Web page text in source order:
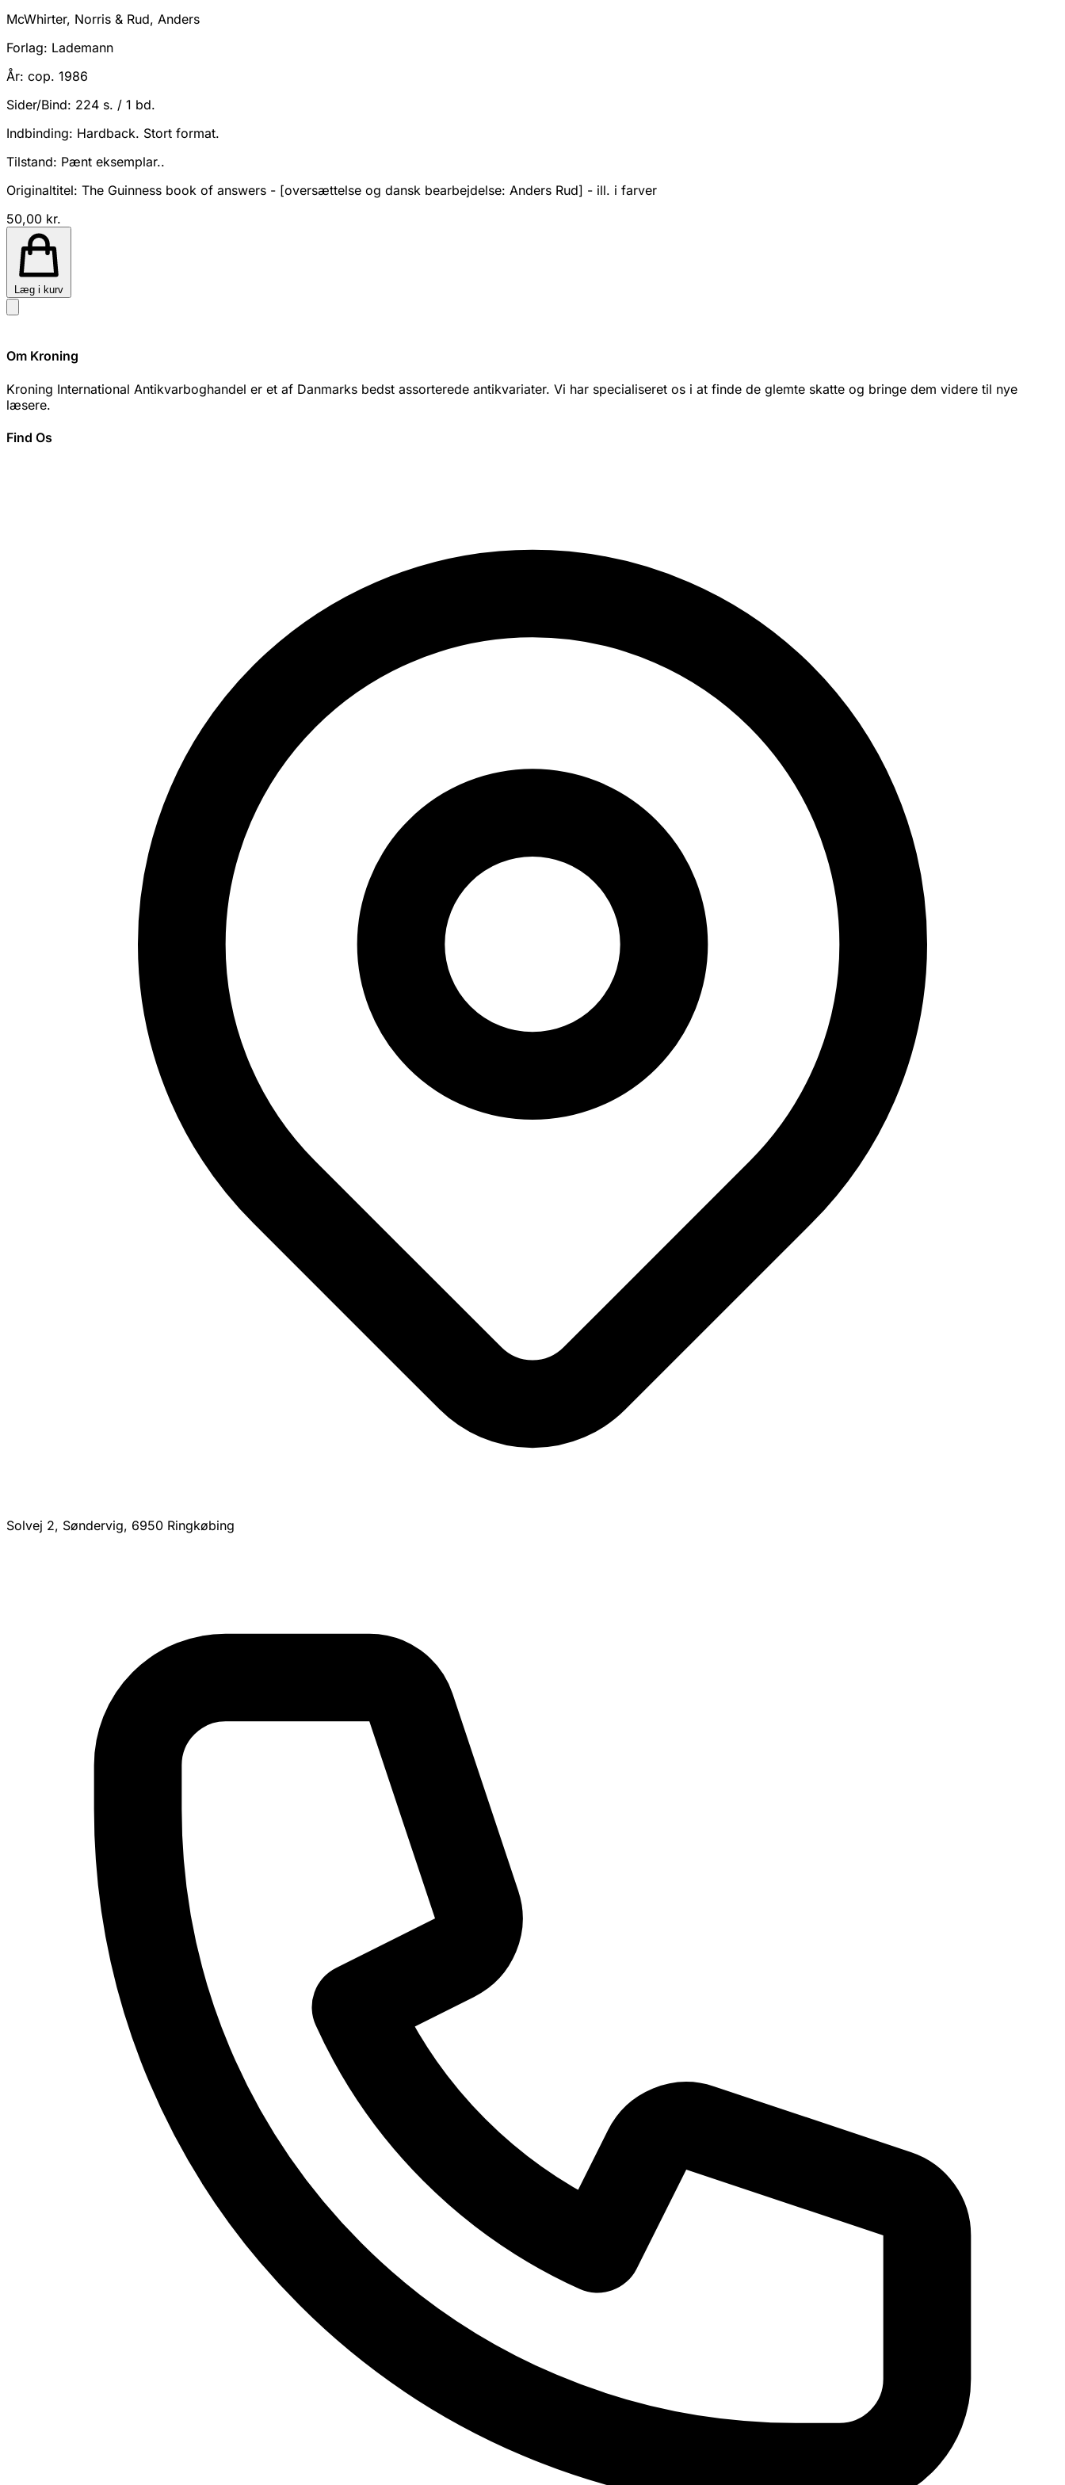
McWhirter, Norris & Rud, Anders
Forlag: Lademann
År: cop. 1986
Sider/Bind: 224 s. / 1 bd.
Indbinding: Hardback. Stort format.
Tilstand: Pænt eksemplar..
Originaltitel: The Guinness book of answers - [oversættelse og dansk bearbejdelse: Anders Rud] - ill. i farver
50,00 kr.
Læg i kurv
Om Kroning
Kroning International Antikvarboghandel er et af Danmarks bedst assorterede antikvariater. Vi har specialiseret os i at finde de glemte skatte og bringe dem videre til nye
læsere.
Find Os
Solvej 2, Søndervig, 6950 Ringkøbing